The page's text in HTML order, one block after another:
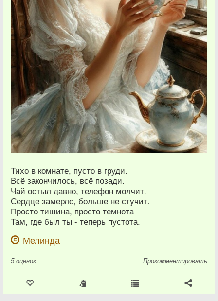
Тихо в комнате, пусто в груди.
Всё закончилось, всё позади.
Чай остыл давно, телефон молчит.
Сердце замерло, больше не стучит.
Просто тишина, просто темнота
Там, где был ты - теперь пустота.
Мелинда
5 оценок Прокомментировать